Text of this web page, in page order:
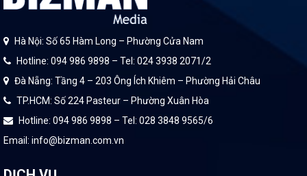
Hà Nội: Số 65 Hàm Long – Phường Cửa Nam
Hotline: 094 986 9898 – Tel: 024 3938 2071/2
Đà Nẵng: Tầng 4 – 203 Ông Ích Khiêm – Phường Hải Châu
TP.HCM: Số 224 Pasteur – Phường Xuân Hòa
Hotline: 094 986 9898 – Tel: 028 3848 9565/6
Email: info@bizman.com.vn